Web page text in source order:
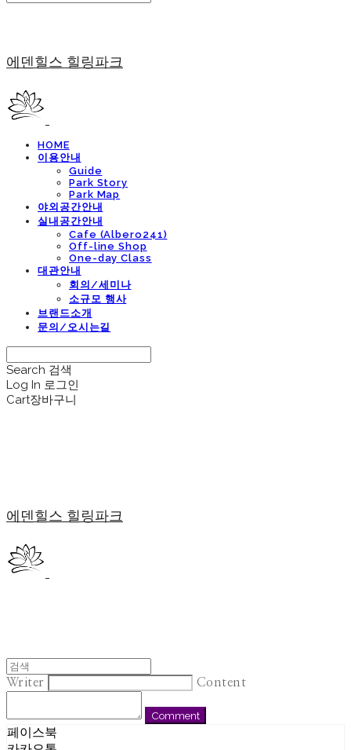
에덴힐스 힐링파크
HOME
이용안내
Guide
Park Story
Park Map
야외공간안내
실내공간안내
Cafe (Albero241)
Off-line Shop
One-day Class
대관안내
회의/세미나
소규모 행사
브랜드소개
문의/오시는길
Search 검색
Log In 로그인
Cart장바구니
에덴힐스 힐링파크
Writer Content
Comment
페이스북